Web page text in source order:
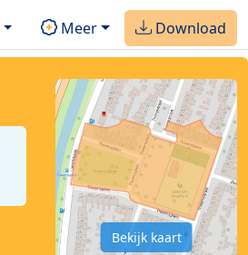
Meer Download
Bekijk kaart